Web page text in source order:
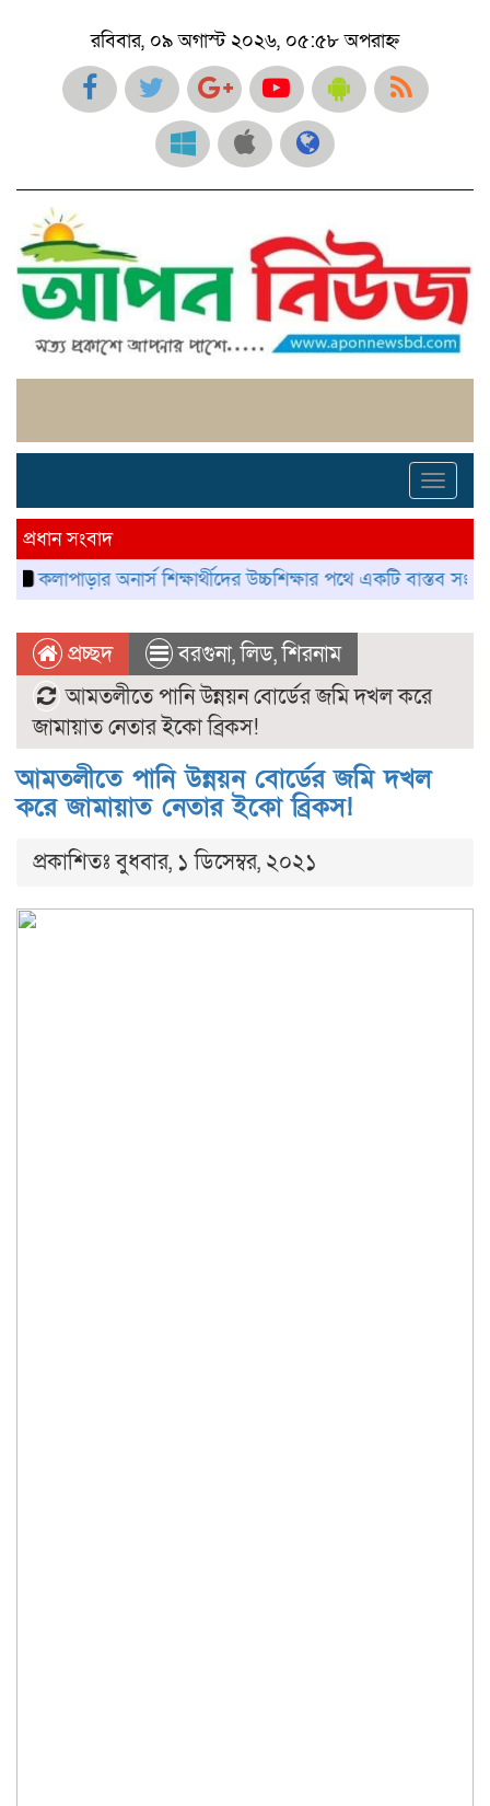
রবিবার, ০৯ অগাস্ট ২০২৬, ০৫:৫৮ অপরাহ্ন
প্রধান সংবাদ
অনার্স শিক্ষার্থীদের উচ্চশিক্ষার পথে একটি বাস্তব সংকট
প্রচ্ছদ বরগুনা,লিড,শিরনাম
আমতলীতে পানি উন্নয়ন বোর্ডের জমি দখল করে
জামায়াত নেতার ইকো ব্রিকস!
আমতলীতে পানি উন্নয়ন বোর্ডের জমি দখল
করে জামায়াত নেতার ইকো ব্রিকস!
প্রকাশিতঃ বুধবার, ১ ডিসেম্বর, ২০২১